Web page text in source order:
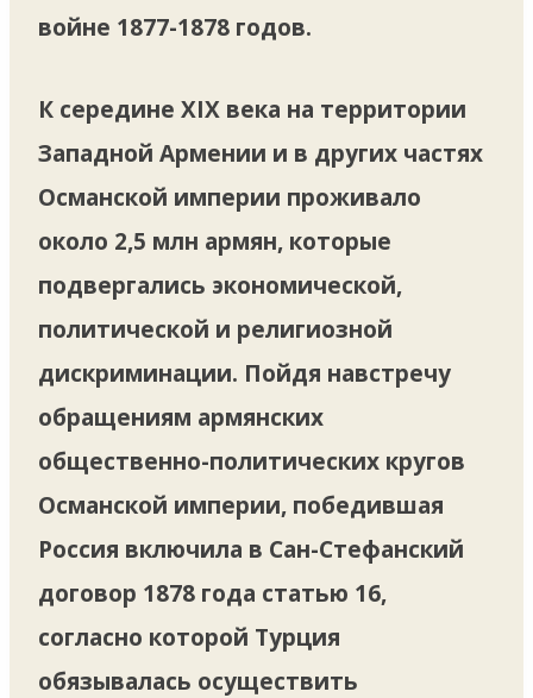
войне 1877-1878 годов.
К середине XIX века на территории
Западной Армении и в других частях
Османской империи проживало
около 2,5 млн армян, которые
подвергались экономической,
политической и религиозной
дискриминации. Пойдя навстречу
обращениям армянских
общественно-политических кругов
Османской империи, победившая
Россия включила в Сан-Стефанский
договор 1878 года статью 16,
согласно которой Турция
обязывалась осуществить